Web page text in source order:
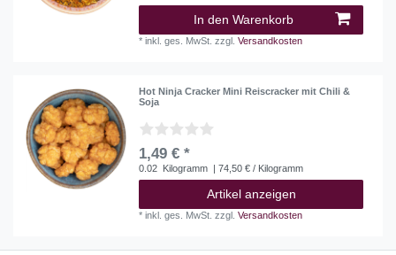
In den Warenkorb
*inkl. ges. MwSt. zzgl.Versandkosten
Hot Ninja Cracker Mini Reiscracker mit Chili &
Soja
1,49 € *
0.02 Kilogramm | 74,50 € / Kilogramm
Artikel anzeigen
*inkl. ges. MwSt. zzgl.Versandkosten